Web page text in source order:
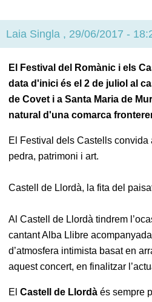
Laia Singla , 29/06/2017 -
El Festival del Romànic i els
data d'inici és el 2 de juliol al
de Covet i a Santa Maria de
natural d'una comarca
El Festival dels Castells
pedra, patrimoni i art.
Castell de Llordà, la fita del
Al Castell de Llordà tindrem
cantant Alba Llibre
d’atmosfera intimista basat en
aquest concert, en finalitzar
El Castell de Llordà és sempre